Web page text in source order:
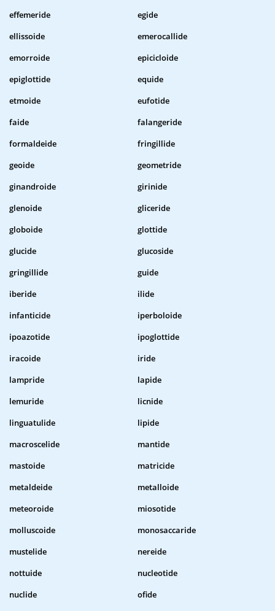
effemeride
egide
ellissoide
emerocallide
emorroide
epicicloide
epiglottide
equide
etmoide
eufotide
faide
falangeride
formaldeide
fringillide
geoide
geometride
ginandroide
girinide
glenoide
gliceride
globoide
glottide
glucide
glucoside
gringillide
guide
iberide
ilide
infanticide
iperboloide
ipoazotide
ipoglottide
iracoide
iride
lampride
lapide
lemuride
licnide
linguatulide
lipide
macroscelide
mantide
mastoide
matricide
metaldeide
metalloide
meteoroide
miosotide
molluscoide
monosaccaride
mustelide
nereide
nottuide
nucleotide
nuclide
ofide